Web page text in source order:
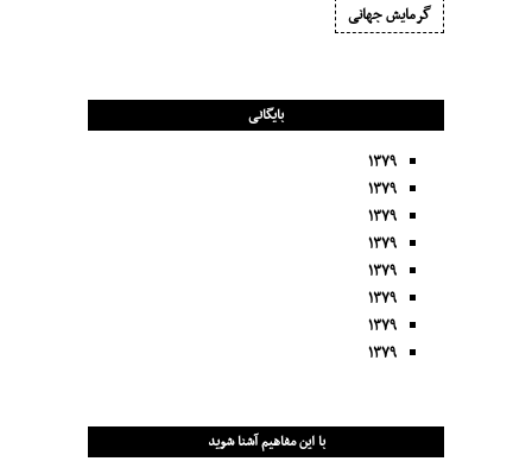
گرمایش جهانی
بایگانی
۱۳۷۹
۱۳۷۹
۱۳۷۹
۱۳۷۹
۱۳۷۹
۱۳۷۹
۱۳۷۹
۱۳۷۹
با این مفاهیم آشنا شوید